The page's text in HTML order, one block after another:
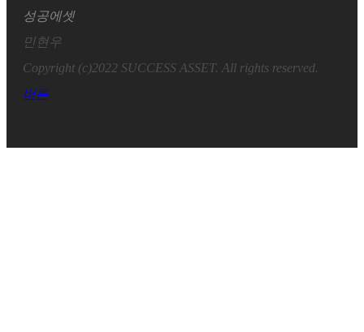
성공에셋
민현우
Copyright (c)2022 SUCCESS ASSET. All rights reserved.
버튼